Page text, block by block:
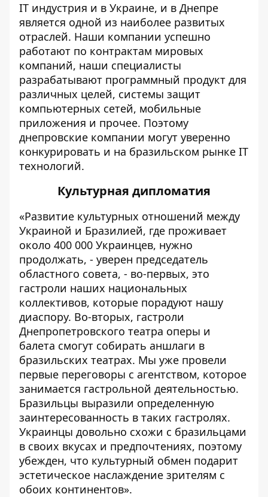
IT индустрия и в Украине, и в Днепре
является одной из наиболее развитых
отраслей. Наши компании успешно
работают по контрактам мировых
компаний, наши специалисты
разрабатывают программный продукт для
различных целей, системы защит
компьютерных сетей, мобильные
приложения и прочее. Поэтому
днепровские компании могут уверенно
конкурировать и на бразильском рынке IT
технологий.
Культурная дипломатия
«Развитие культурных отношений между
Украиной и Бразилией, где проживает
около 400 000 Украинцев, нужно
продолжать, - уверен председатель
областного совета, - во-первых, это
гастроли наших национальных
коллективов, которые порадуют нашу
диаспору. Во-вторых, гастроли
Днепропетровского театра оперы и
балета смогут собирать аншлаги в
бразильских театрах. Мы уже провели
первые переговоры с агентством, которое
занимается гастрольной деятельностью.
Бразильцы выразили определенную
заинтересованность в таких гастролях.
Украинцы довольно схожи с бразильцами
в своих вкусах и предпочтениях, поэтому
убежден, что культурный обмен подарит
эстетическое наслаждение зрителям с
обоих континентов».